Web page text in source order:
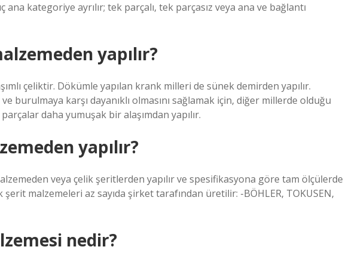
kategoriye ayrılır; tek parçalı, tek parçasız veya ana ve bağlantı
yapılır?
çeliktir. Dökümle yapılan krank milleri de sünek demirden yapılır.
burulmaya karşı dayanıklı olmasını sağlamak için, diğer millerde olduğu
daha yumuşak bir alaşımdan yapılır.
yapılır?
veya çelik şeritlerden yapılır ve spesifikasyona göre tam ölçülerde
malzemeleri az sayıda şirket tarafından üretilir: -BÖHLER, TOKUSEN,
nedir?